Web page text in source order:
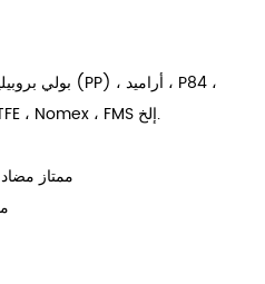
أكريليك ، PPS ، ألياف زجاجية ، PTFE ، Nomex ، FMS إلخ.
3. ممتاز